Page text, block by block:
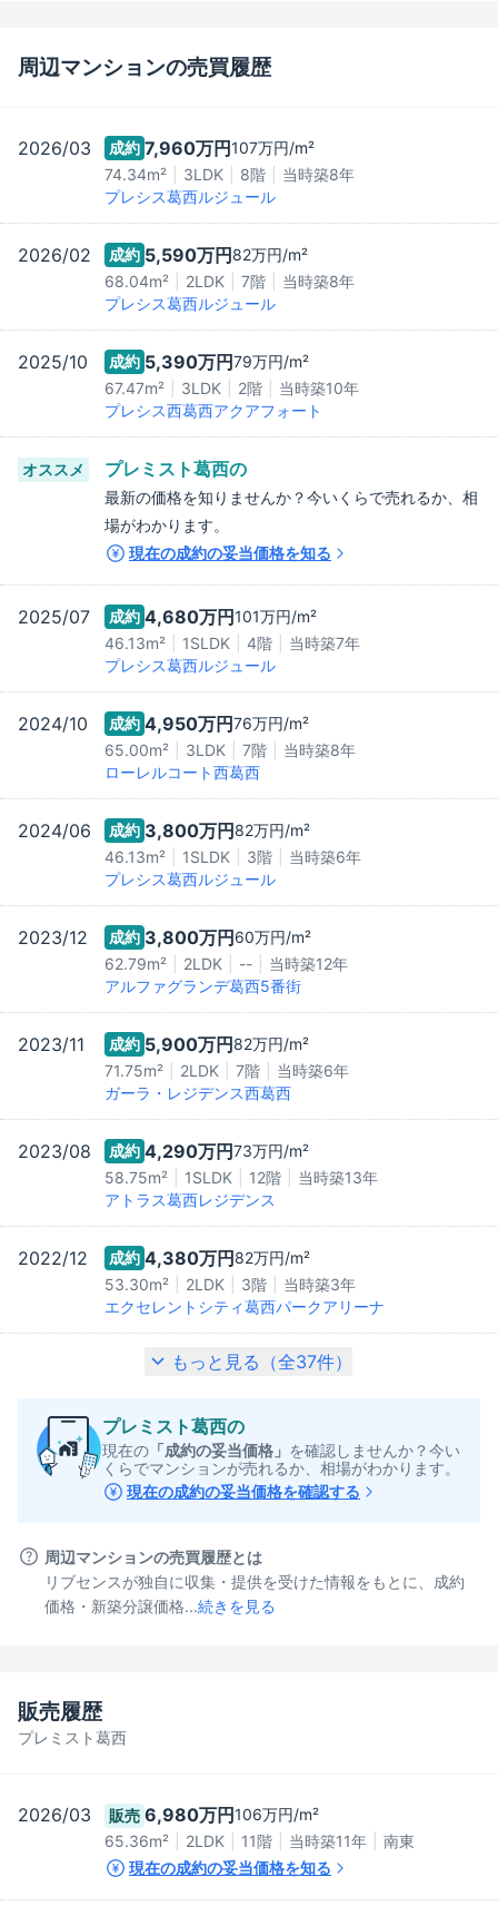
周辺マンションの売買履歴
2026/03 成約 7,960万円107万円/m²
74.34m²
3LDK 8階 当時築8年
プレシス葛西ルジュール
2026/02 成約 5,590万円82万円/m²
68.04m²
2LDK 7階 当時築8年
プレシス葛西ルジュール
2025/10 成約 5,390万円79万円/m²
67.47m²
3LDK 2階 当時築10年
プレシス西葛西アクアフォート
オススメ プレミスト葛西の
最新の価格を知りませんか？今いくらで売れるか、相
場がわかります。
現在の成約の妥当価格を知る
2025/07 成約 4,680万円101万円/m²
46.13m²
1SLDK 4階 当時築7年
プレシス葛西ルジュール
2024/10 成約 4,950万円76万円/m²
65.00m²
3LDK 7階 当時築8年
ローレルコート西葛西
2024/06 成約 3,800万円82万円/m²
46.13m²
1SLDK 3階 当時築6年
プレシス葛西ルジュール
2023/12 成約 3,800万円60万円/m²
62.79m²
2LDK -- 当時築12年
アルファグランデ葛西5番街
2023/11 成約 5,900万円82万円/m²
71.75m²
2LDK 7階 当時築6年
ガーラ・レジデンス西葛西
2023/08 成約 4,290万円73万円/m²
58.75m²
1SLDK 12階 当時築13年
アトラス葛西レジデンス
2022/12 成約 4,380万円82万円/m²
53.30m²
2LDK 3階 当時築3年
エクセレントシティ葛西パークアリーナ
もっと見る（全37件）
プレミスト葛西の
現在の 「成約の妥当価格」 を確認しませんか？今い
くらでマンションが売れるか、相場がわかります。
現在の成約の妥当価格を確認する
周辺マンションの売買履歴とは
リブセンスが独自に収集・提供を受けた情報をもとに、成約
価格・新築分譲価格...続きを見る
プレミスト葛西
販売履歴
2026/03 販売 6,980万円106万円/m²
65.36m² 2LDK 11階 当時築11年
南東
現在の成約の妥当価格を知る